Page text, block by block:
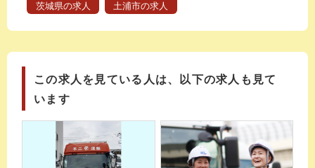
茨城県の求人 土浦市の求人
この求人を見ている人は、以下の求人も見て
います